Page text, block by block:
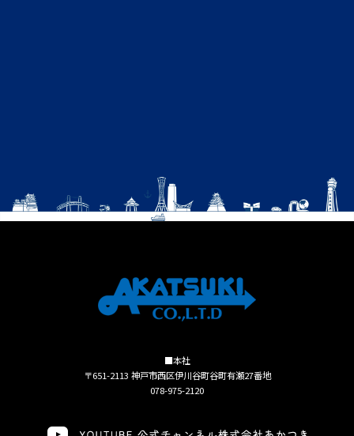
■本社
〒651-2113 神戸市西区伊川谷町谷町有瀬27番地
078-975-2120